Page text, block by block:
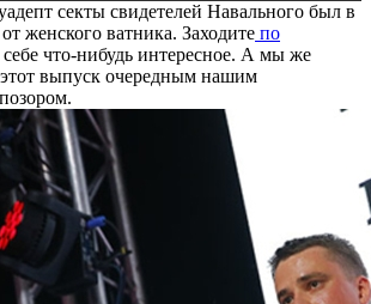
секты свидетелей Навального был в
женского ватника. Заходите по
что-нибудь интересное. А мы же
этот выпуск очередным нашим